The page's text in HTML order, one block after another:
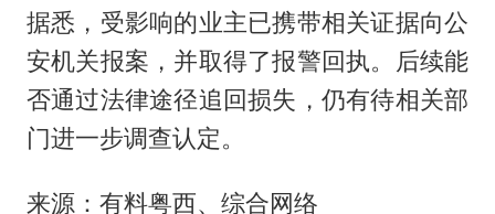
据悉，受影响的业主已携带相关证据向公
安机关报案，并取得了报警回执。后续能
否通过法律途径追回损失，仍有待相关部
门进一步调查认定。
来源：有料粤西、综合网络